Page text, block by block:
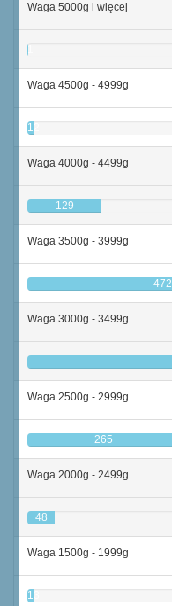
Waga 5000g i więcej
1
Waga 4500g - 4999g
12
Waga 4000g - 4499g
129
Waga 3500g - 3999g
472
Waga 3000g - 3499g
Waga 2500g - 2999g
265
Waga 2000g - 2499g
48
Waga 1500g - 1999g
13